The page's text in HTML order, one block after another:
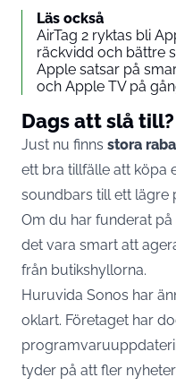
Läs också
AirTag 2 ryktas bli
räckvidd och bättre
Apple satsar på
och Apple TV på
Dags att slå till?
Just nu finns stora
ett bra tillfälle att köpa
soundbars till ett lägre
Om du har funderat på
det vara smart att
från butikshyllorna.
Huruvida Sonos har
oklart. Företaget har
tyder på att fler